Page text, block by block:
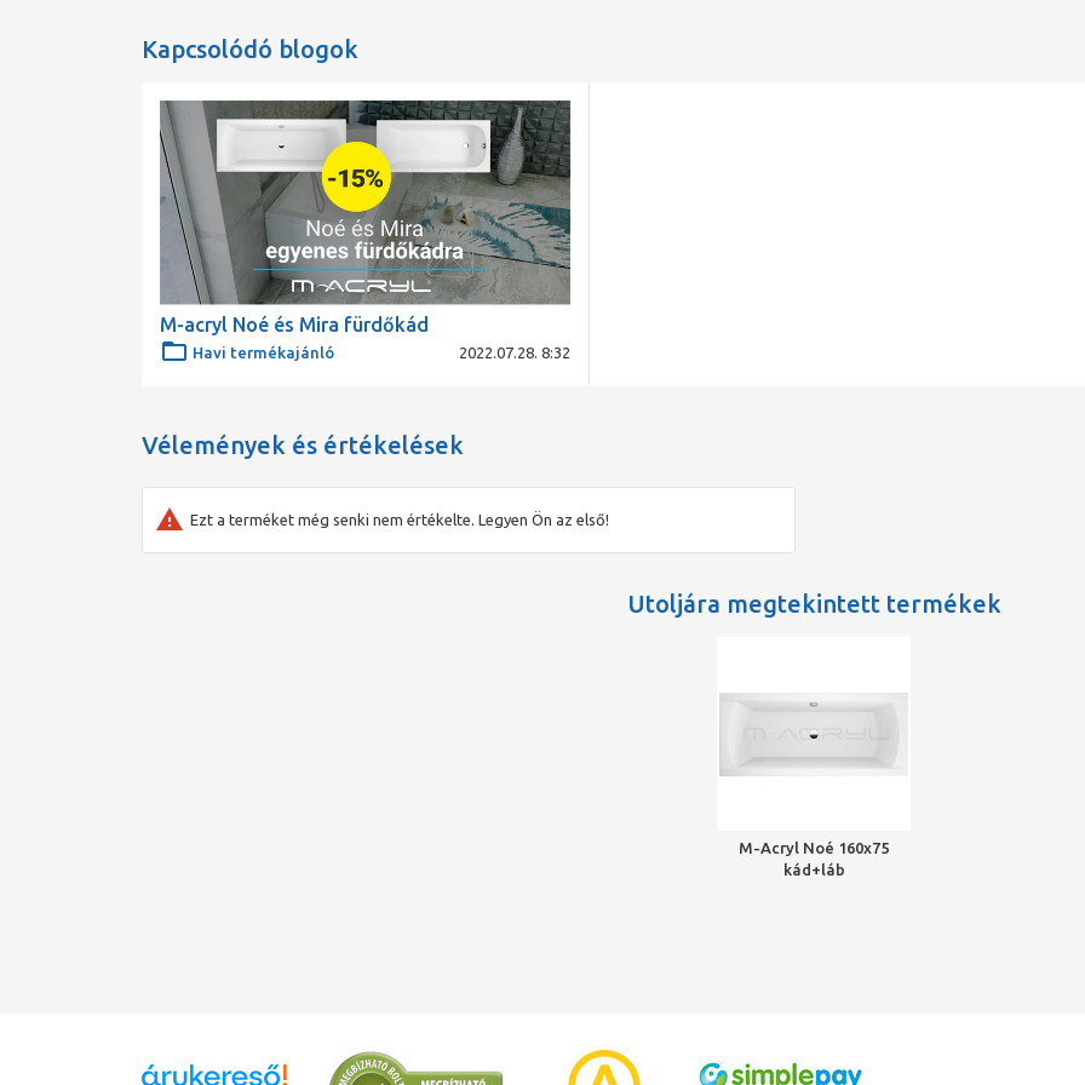
Kapcsolódó blogok
M-acryl Noé és Mira fürdőkád
Havi termékajánló 2022.07.28. 8:32
Vélemények és értékelések
Ezt a terméket még senki nem értékelte. Legyen Ön az első!
Utoljára megtekintett termékek
M-Acryl Noé 160x75
kád+láb